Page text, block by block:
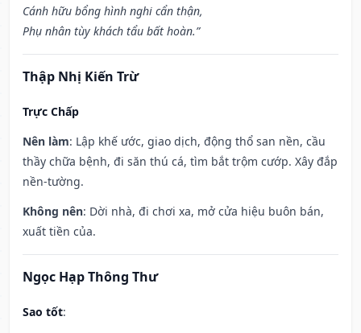
Cánh hữu bổng hình nghi cẩn thận,
Phụ nhân tùy khách tẩu bất hoàn.”
Thập Nhị Kiến Trừ
Trực Chấp
Nên làm: Lập khế ước, giao dịch, động thổ san nền, cầu
thầy chữa bệnh, đi săn thú cá, tìm bắt trộm cướp. Xây đắp
nền-tường.
Không nên: Dời nhà, đi chơi xa, mở cửa hiệu buôn bán,
xuất tiền của.
Ngọc Hạp Thông Thư
Sao tốt: